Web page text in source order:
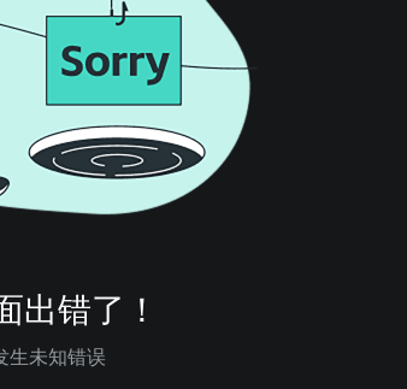
出错了！
生未知错误